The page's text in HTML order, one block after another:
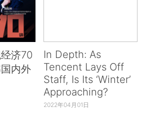
济70
内外
In Depth: As
Tencent Lays Off
Staff, Is Its ‘Winter’
Approaching?
2022年04月01日